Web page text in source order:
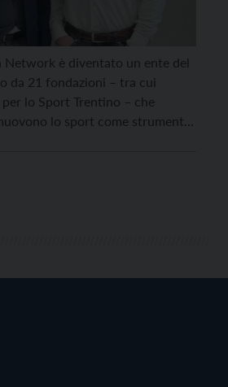
è diventato un ente del
da 21 fondazioni – tra cui
lo Sport Trentino – che
lo sport come strumento